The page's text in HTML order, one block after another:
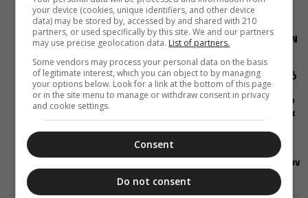
ΔΙΑΦΟΡΑ
ΕΛΛΑΔΑ
07 Αυγούστου 2026
20:00
Η LEROY MERLIN
στηρίζει τον
Ελληνικό
Ερυθρό Σταυρό
με δωρεά
επιχειρησιακού
εξοπλισμού για
αντιμετώπιση
καταστροφικών
your device (cookies, unique identifiers, and other device
data) may be stored by, accessed by and shared with 210
partners, or used specifically by this site. We and our partners
may use precise geolocation data. List of partners.
Some vendors may process your personal data on the basis
of legitimate interest, which you can object to by managing
your options below. Look for a link at the bottom of this page
or in the site menu to manage or withdraw consent in privacy
and cookie settings.
Consent
Do not consent